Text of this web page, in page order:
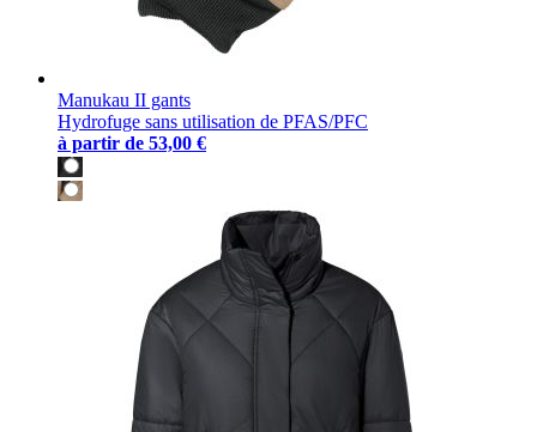
Manukau II gants
Hydrofuge sans utilisation de PFAS/PFC
à partir de 53,00 €